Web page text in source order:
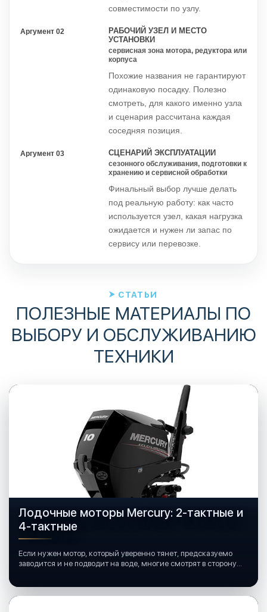
совместимости по узлу.
Аргумент 02
РАБОЧИЙ УЗЕЛ И МЕСТО
УСТАНОВКИ
сервисная зона мотора, редуктора или
корпуса
Похожие названия не гарантируют
одинаковую посадку. Полезно
смотреть, для какого именно узла
и сценария рассчитана каждая
соседняя позиция.
Аргумент 03 СЦЕНАРИЙ ЭКСПЛУАТАЦИИ
сезонного обслуживания, подготовки к
хранению и сервисной обработки
Финальный выбор лучше делать
под реальную работу: как часто
используется узел, какая нагрузка
ожидается и нужен ли запас по
сервису или перевозке.
СТАТЬИ
ПОЛЕЗНЫЕ МАТЕРИАЛЫ ПО
ВЫБОРУ И ОБСЛУЖИВАНИЮ
ТЕХНИКИ
Лодочные моторы Mercury: 2-тактные и
4-тактные
Если нужен мотор, который уверенно тянет, предсказуемо
заводится и не подводит на воде, многие смотрят в сторону